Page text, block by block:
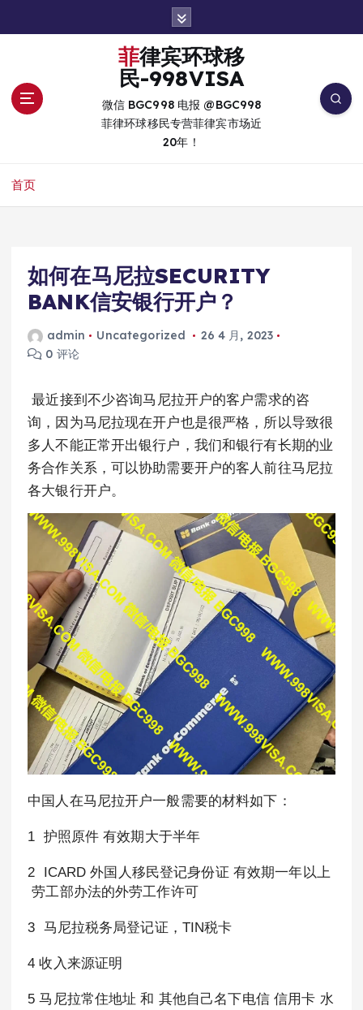
菲律宾环球移
民-998VISA
微信 BGC998 电报 @BGC998
菲律环球移民专营菲律宾市场近
20年！
首页
如何在马尼拉SECURITY
BANK信安银行开户？
admin Uncategorized
26 4 月, 2023
0 评论
最近接到不少咨询马尼拉开户的客户需求的咨
询，因为马尼拉现在开户也是很严格，所以导致很
多人不能正常开出银行户，我们和银行有长期的业
务合作关系，可以协助需要开户的客人前往马尼拉
各大银行开户。
中国人在马尼拉开户一般需要的材料如下：
1 护照原件 有效期大于半年
2 ICARD 外国人移民登记身份证 有效期一年以上
劳工部办法的外劳工作许可
3 马尼拉税务局登记证，TIN税卡
4 收入来源证明
5 马尼拉常住地址 和 其他自己名下电信 信用卡 水